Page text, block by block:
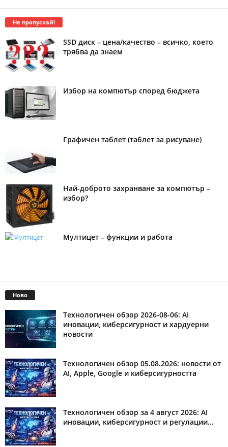
Не пропускай!
SSD диск – цена/качество – всичко, което
трябва да знаем
Избор на компютър според бюджета
Графичен таблет (таблет за рисуване)
Най-доброто захранване за компютър –
избор?
Мултицет – функции и работа
Ново
Технологичен обзор 2026-08-06: AI
иновации, киберсигурност и хардуерни
новости
Технологичен обзор 05.08.2026: новости от
AI, Apple, Google и киберсигурността
Технологичен обзор за 4 август 2026: AI
иновации, киберсигурност и регулации...